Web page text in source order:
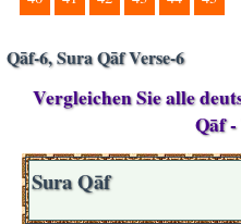
Qāf-6, Sura Qāf Verse-6
Vergleichen Sie alle
Qāf
Sura Qāf